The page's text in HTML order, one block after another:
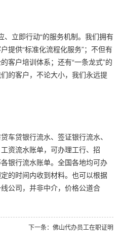
、立即行动“的服务机制。我们拥有
提供“标准化流程化服务”；不但有
客户培训体系；还有“一条龙式”的
的客户，不论大小，我们永远提
车贷银行流水、签证银行流水、
资流水账单，可办理工行、招
银行流水账单。全国各地均可办
的时间内收到材料。也可以根据
公司，并非中介，价格公道合
下一条：佛山代办员工在职证明